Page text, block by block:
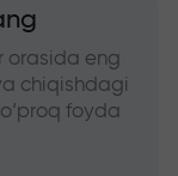
orasida eng
chiqishdagi
foyda